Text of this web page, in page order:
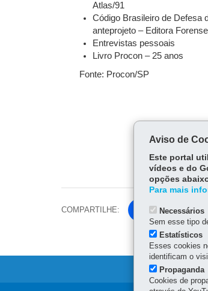
Atlas/91
Código Brasileiro de Defesa
anteprojeto – Editora
Entrevistas pessoais
Livro Procon – 25 anos
Fonte: Procon/SP
COMPARTILHE:
Fa
ce
bo
ok
Tw
itt
er
Aviso de
Este portal
vídeos e do
opções
Para mais
Necessários
Sem esse tipo
Estatísticos
Esses cookies
identificam o
Propaganda
Cookies de